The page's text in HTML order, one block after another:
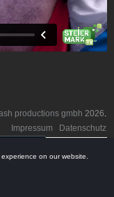
productions gmbh 2026.
Impressum
Datenschutz
Suche
on our website.